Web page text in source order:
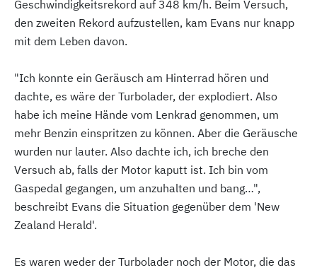
Geschwindigkeitsrekord auf 348 km/h. Beim Versuch,
den zweiten Rekord aufzustellen, kam Evans nur knapp
mit dem Leben davon.
"Ich konnte ein Geräusch am Hinterrad hören und
dachte, es wäre der Turbolader, der explodiert. Also
habe ich meine Hände vom Lenkrad genommen, um
mehr Benzin einspritzen zu können. Aber die Geräusche
wurden nur lauter. Also dachte ich, ich breche den
Versuch ab, falls der Motor kaputt ist. Ich bin vom
Gaspedal gegangen, um anzuhalten und bang…",
beschreibt Evans die Situation gegenüber dem 'New
Zealand Herald'.
Es waren weder der Turbolader noch der Motor, die das